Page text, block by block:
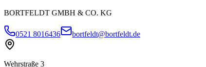
BORTFELDT GMBH & CO. KG
0521 8016436 bortfeldt@bortfeldt.de
Wehrstraße 3